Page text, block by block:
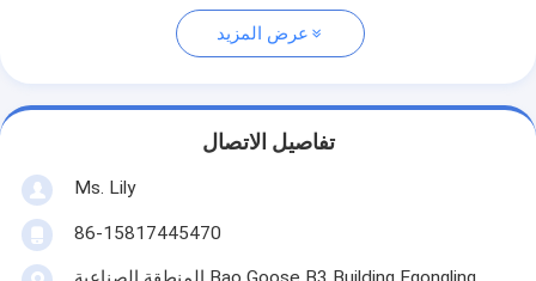
عرض المزيد
تفاصيل الاتصال
Ms. Lily
86-15817445470